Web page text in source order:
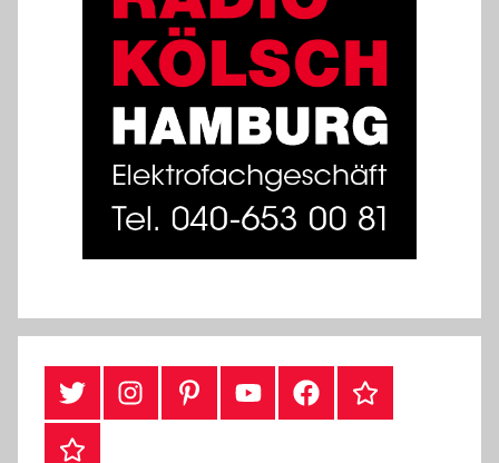
#TwitterInstagramPinterestYouTubeFacebookTikTok
Webshop